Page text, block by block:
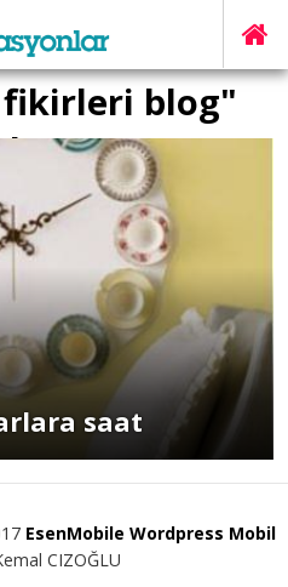
blog"
saat
EsenMobile Wordpress Mobil
CIZOĞLU